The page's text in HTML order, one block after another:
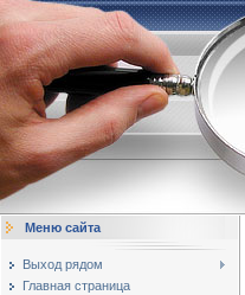
Меню сайта
Выход рядом
Главная страница